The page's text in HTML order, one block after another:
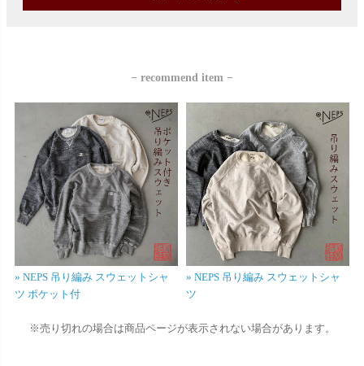
− recommend item −
» NEPS 吊り編み スウェットシャ
ツ ポケット付
» NEPS 吊り編み スウェットシャ
ツ
※売り切れの場合は商品ページが表示されない場合があります。